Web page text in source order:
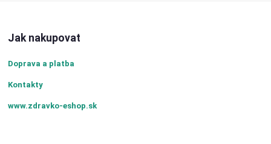
Jak nakupovat
Doprava a platba
Kontakty
www.zdravko-eshop.sk